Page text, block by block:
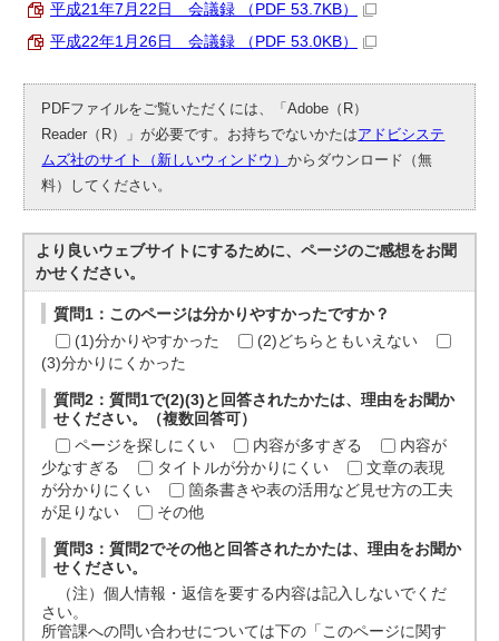
平成21年7月22日 会議録 （PDF 53.7KB）
平成22年1月26日 会議録 （PDF 53.0KB）
PDFファイルをご覧いただくには、「Adobe（R）
Reader（R）」が必要です。お持ちでないかたはアドビシステ
ムズ社のサイト（新しいウィンドウ）からダウンロード（無
料）してください。
より良いウェブサイトにするために、ページのご感想をお聞
かせください。
質問1：このページは分かりやすかったですか？
(1)分かりやすかった
(2)どちらともいえない
(3)分かりにくかった
質問2：質問1で(2)(3)と回答されたかたは、理由をお聞か
せください。（複数回答可）
ページを探しにくい
内容が多すぎる
内容が
少なすぎる
タイトルが分かりにくい
文章の表現
が分かりにくい
箇条書きや表の活用など見せ方の工夫
が足りない
その他
質問3：質問2でその他と回答されたかたは、理由をお聞か
せください。
（注）個人情報・返信を要する内容は記入しないでくだ
さい。
所管課への問い合わせについては下の「このページに関す